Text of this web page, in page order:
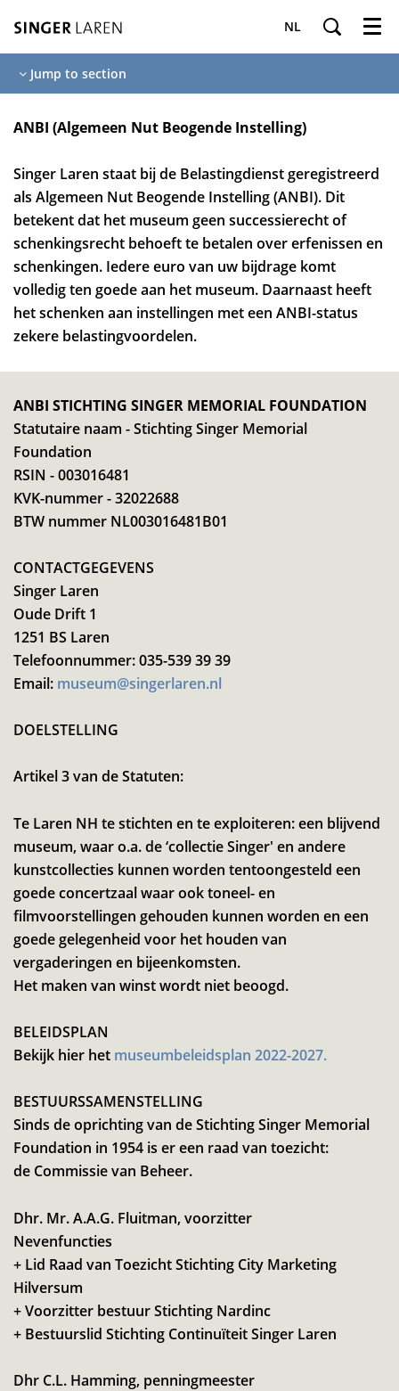
NL Menu
Jump to section
ANBI (Algemeen Nut Beogende Instelling)
Singer Laren staat bij de Belastingdienst geregistreerd
als Algemeen Nut Beogende Instelling (ANBI). Dit
betekent dat het museum geen successierecht of
schenkingsrecht behoeft te betalen over erfenissen en
schenkingen. Iedere euro van uw bijdrage komt
volledig ten goede aan het museum. Daarnaast heeft
het schenken aan instellingen met een ANBI-status
zekere belastingvoordelen.
ANBI STICHTING SINGER MEMORIAL FOUNDATION
Statutaire naam - Stichting Singer Memorial
Foundation
RSIN - 003016481
KVK-nummer - 32022688
BTW nummer NL003016481B01
CONTACTGEGEVENS
Singer Laren
Oude Drift 1
1251 BS Laren
Telefoonnummer: 035-539 39 39
Email: museum@singerlaren.nl
DOELSTELLING
Artikel 3 van de Statuten:
Te Laren NH te stichten en te exploiteren: een blijvend
museum, waar o.a. de ‘collectie Singer' en andere
kunstcollecties kunnen worden tentoongesteld een
goede concertzaal waar ook toneel- en
filmvoorstellingen gehouden kunnen worden en een
goede gelegenheid voor het houden van
vergaderingen en bijeenkomsten.
Het maken van winst wordt niet beoogd.
BELEIDSPLAN
Bekijk hier het museumbeleidsplan 2022-2027.
BESTUURSSAMENSTELLING
Sinds de oprichting van de Stichting Singer Memorial
Foundation in 1954 is er een raad van toezicht:
de Commissie van Beheer.
Dhr. Mr. A.A.G. Fluitman, voorzitter
Nevenfuncties
+ Lid Raad van Toezicht Stichting City Marketing
Hilversum
+ Voorzitter bestuur Stichting Nardinc
+ Bestuurslid Stichting Continuïteit Singer Laren
Dhr C.L. Hamming, penningmeester